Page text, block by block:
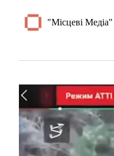
"Місцеві Медіа"